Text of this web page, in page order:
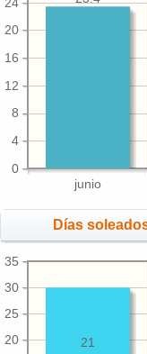
junio
0
4
8
12
16
20
24
Días
20
25
30
35
21